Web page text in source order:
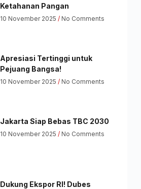
Ketahanan Pangan
10 November 2025 No Comments
Apresiasi Tertinggi untuk
Pejuang Bangsa!
10 November 2025 No Comments
Jakarta Siap Bebas TBC 2030
10 November 2025 No Comments
Dukung Ekspor RI! Dubes